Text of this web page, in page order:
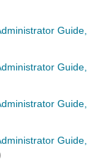
Guide,
Guide,
Guide,
Guide,